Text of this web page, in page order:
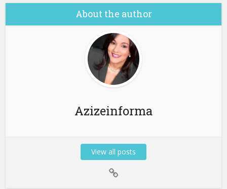
About the author
Azizeinforma
View all posts